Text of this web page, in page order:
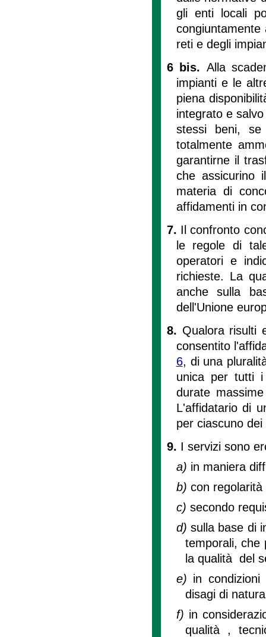
gli enti locali
reti e degli
6 bis. Alla
impianti e le
piena
integrato e
stessi beni, se
totalmente
garantirne il
che assicurino
materia di
affidamenti in
7. Il confronto
le regole di
operatori e
richieste. La
anche sulla
dell'Unione
8. Qualora risulti
consentito
6, di una
unica per tutti i
durate
L'affidatario di
per ciascuno
9. I servizi sono
a) in maniera
b) con
c) secondo
d) sulla base di
temporali, che
la qualità del
e) in
disagi di
f) in
qualità ,